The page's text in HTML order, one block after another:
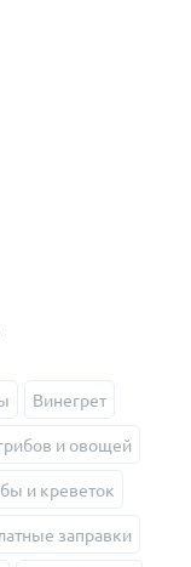
Винегрет
и овощей
и креветок
заправки